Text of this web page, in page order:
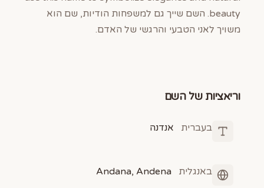
beauty. השם שייך גם למשפחות הודיות, שם הוא
משויך לאני הטבעי והרגשי של האדם.
וריאציות של השם
בעברית אנדנה
באנגלית Andana, Andena